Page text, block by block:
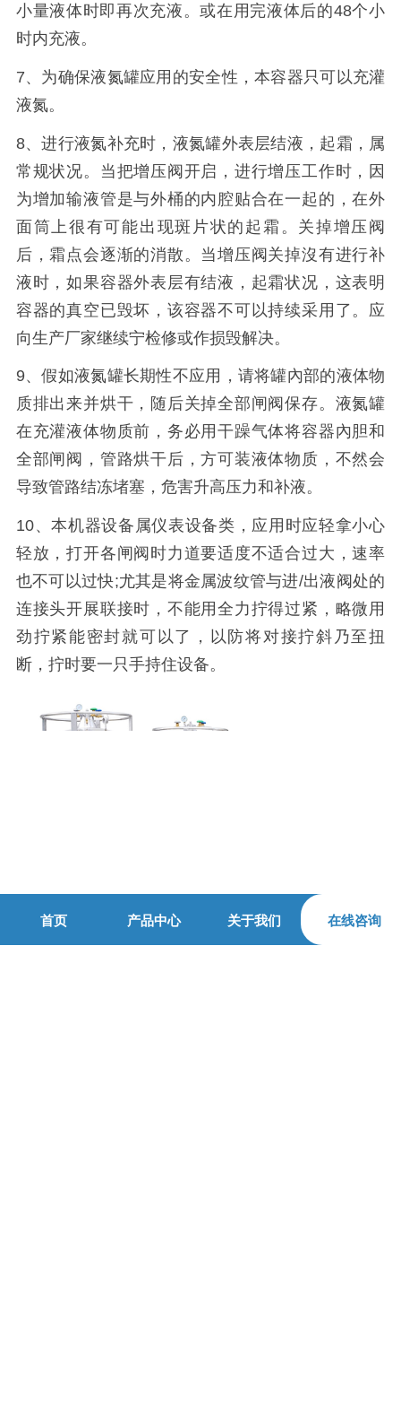
小量液体时即再次充液。或在用完液体后的48个小
时内充液。
7、为确保液氮罐应用的安全性，本容器只可以充灌
液氮。
8、进行液氮补充时，液氮罐外表层结液，起霜，属
常规状况。当把增压阀开启，进行增压工作时，因
为增加输液管是与外桶的内腔贴合在一起的，在外
面筒上很有可能出现斑片状的起霜。关掉增压阀
后，霜点会逐渐的消散。当增压阀关掉沒有进行补
液时，如果容器外表层有结液，起霜状况，这表明
容器的真空已毁坏，该容器不可以持续采用了。应
向生产厂家继续宁检修或作损毁解决。
9、假如液氮罐长期性不应用，请将罐內部的液体物
质排出来并烘干，随后关掉全部闸阀保存。液氮罐
在充灌液体物质前，务必用干躁气体将容器內胆和
全部闸阀，管路烘干后，方可装液体物质，不然会
导致管路结冻堵塞，危害升高压力和补液。
10、本机器设备属仪表设备类，应用时应轻拿小心
轻放，打开各闸阀时力道要适度不适合过大，速率
也不可以过快;尤其是将金属波纹管与进/出液阀处的
连接头开展联接时，不能用全力拧得过紧，略微用
劲拧紧能密封就可以了，以防将对接拧斜乃至扭
断，拧时要一只手持住设备。
首页 产品中心 关于我们 在线咨询